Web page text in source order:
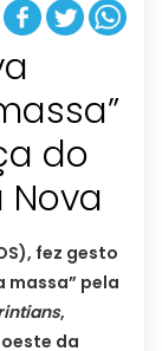
do
Nova
fez gesto
massa” pela
,
da